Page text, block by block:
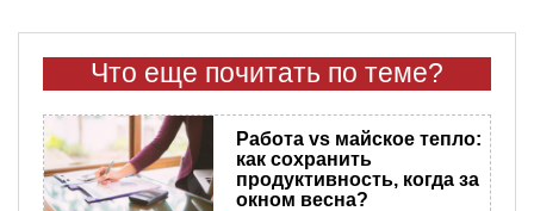
Что еще почитать по теме?
Работа vs майское тепло:
как сохранить
продуктивность, когда за
окном весна?